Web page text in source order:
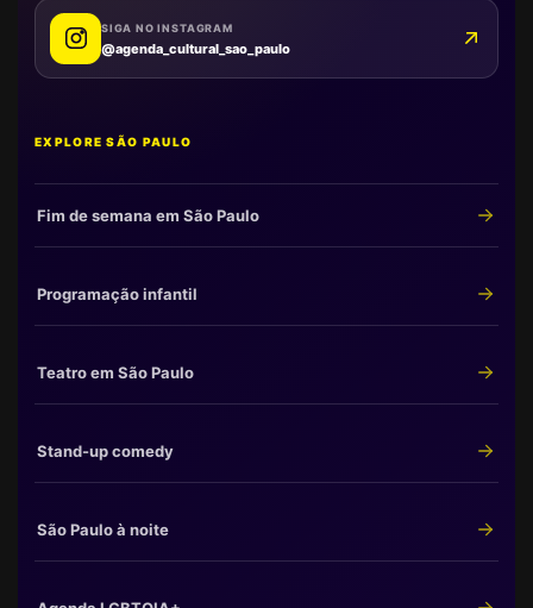
SIGA NO INSTAGRAM
@agenda_cultural_sao_paulo
EXPLORE SÃO PAULO
Fim de semana em São Paulo
Programação infantil
Teatro em São Paulo
Stand-up comedy
São Paulo à noite